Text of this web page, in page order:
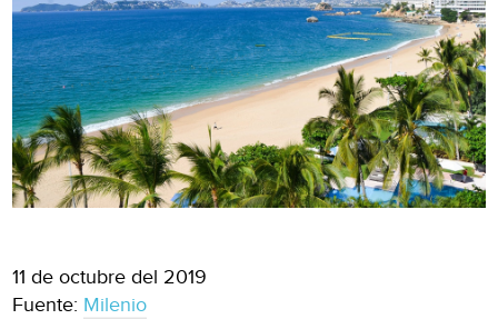
11 de octubre del 2019
Fuente: Milenio